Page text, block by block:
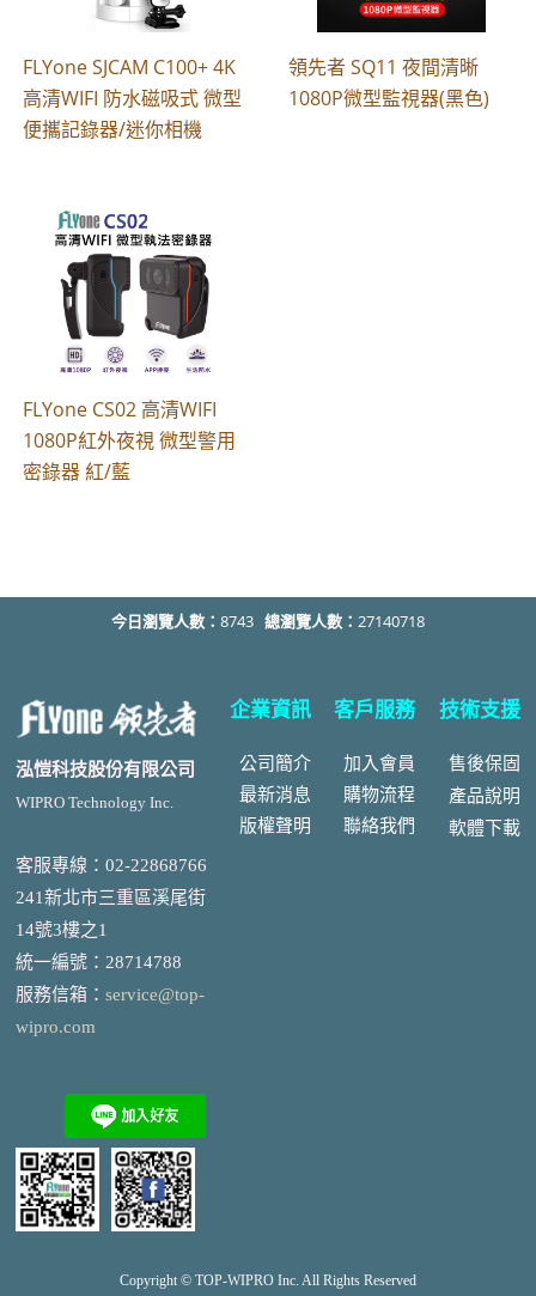
FLYone SJCAM C100+ 4K
高清WIFI 防水磁吸式 微型
便攜記錄器/迷你相機
領先者 SQ11 夜間清晰
1080P微型監視器(黑色)
FLYone CS02 高清WIFI
1080P紅外夜視 微型警用
密錄器 紅/藍
今日瀏覽人數： 8743 總瀏覽人數： 27140718
泓愷科技股份有限公司
WIPRO Technology Inc.
客服專線：02-22868766
241新北市三重區溪尾街
14號3樓之1
統一編號 ： 28714788
服務信箱： service@top-
wipro.com
企業資訊
公司簡介
最新消息
版權聲明
客戶服務
加入會員
購物流程
聯絡我們
技術支援
售後保固
產品說明
軟體下載
Copyright © TOP-WIPRO Inc. All Rights Reserved